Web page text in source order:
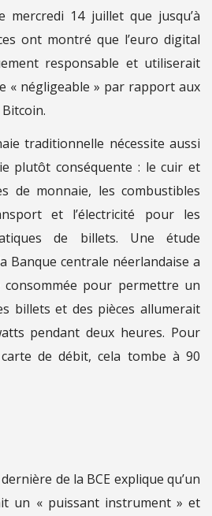
mercredi 14 juillet que jusqu’à
ont montré que l’euro digital
responsable et utiliserait
« négligeable » par rapport aux
traditionnelle nécessite aussi
plutôt conséquente : le cuir et
de monnaie, les combustibles
et l’électricité pour les
de billets. Une étude
Banque centrale néerlandaise a
consommée pour permettre un
billets et des pièces allumerait
pendant deux heures. Pour
de débit, cela tombe à 90
de la BCE explique qu’un
un « puissant instrument » et